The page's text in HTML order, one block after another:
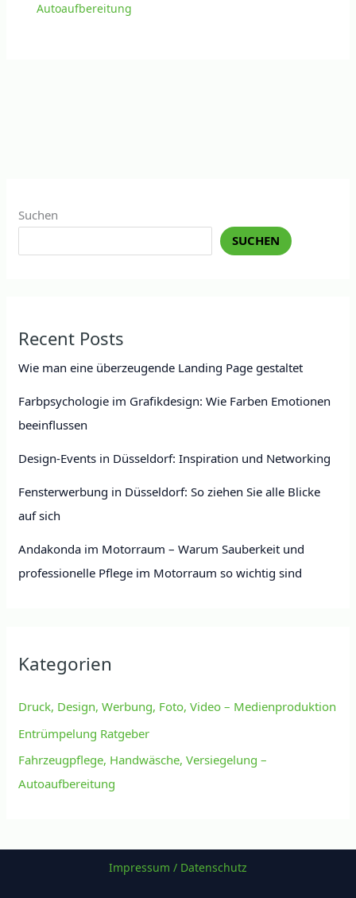
Autoaufbereitung
Suchen
SUCHEN
Recent Posts
Wie man eine überzeugende Landing Page gestaltet
Farbpsychologie im Grafikdesign: Wie Farben Emotionen
beeinflussen
Design-Events in Düsseldorf: Inspiration und Networking
Fensterwerbung in Düsseldorf: So ziehen Sie alle Blicke
auf sich
Andakonda im Motorraum – Warum Sauberkeit und
professionelle Pflege im Motorraum so wichtig sind
Kategorien
Druck, Design, Werbung, Foto, Video – Medienproduktion
Entrümpelung Ratgeber
Fahrzeugpflege, Handwäsche, Versiegelung –
Autoaufbereitung
Impressum / Datenschutz